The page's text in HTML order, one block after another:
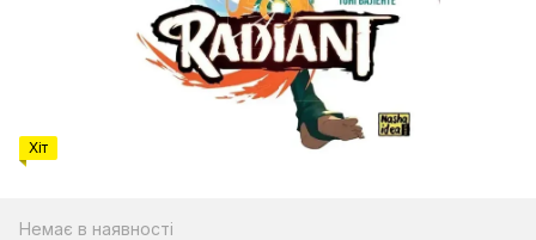
Хіт
Немає в наявності